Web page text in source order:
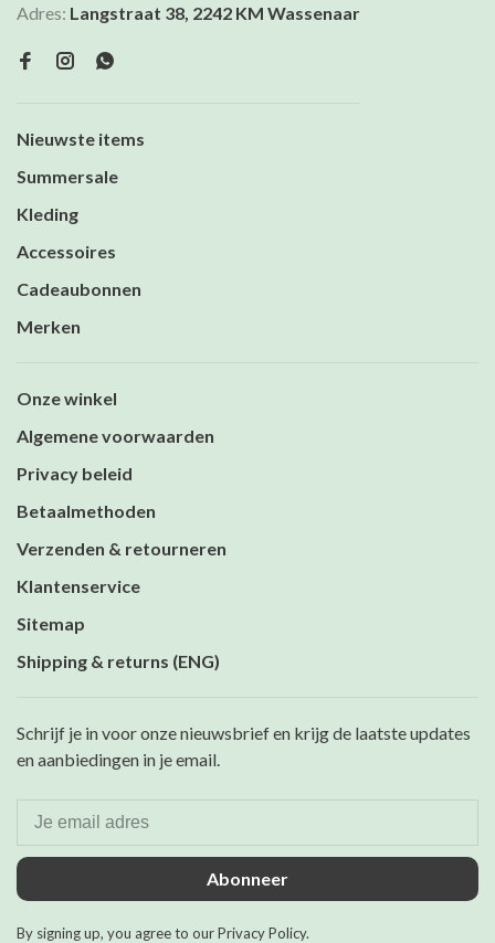
Adres: Langstraat 38, 2242 KM Wassenaar
Nieuwste items
Summersale
Kleding
Accessoires
Cadeaubonnen
Merken
Onze winkel
Algemene voorwaarden
Privacy beleid
Betaalmethoden
Verzenden & retourneren
Klantenservice
Sitemap
Shipping & returns (ENG)
Schrijf je in voor onze nieuwsbrief en krijg de laatste updates
en aanbiedingen in je email.
Abonneer
By signing up, you agree to our Privacy Policy.